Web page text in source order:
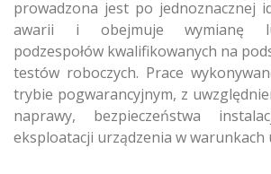
prowadzona jest po jednoznacznej
awarii i obejmuje wymianę
podzespołów kwalifikowanych na
testów roboczych. Prace
trybie pogwarancyjnym, z
naprawy, bezpieczeństwa
eksploatacji urządzenia w warunkach